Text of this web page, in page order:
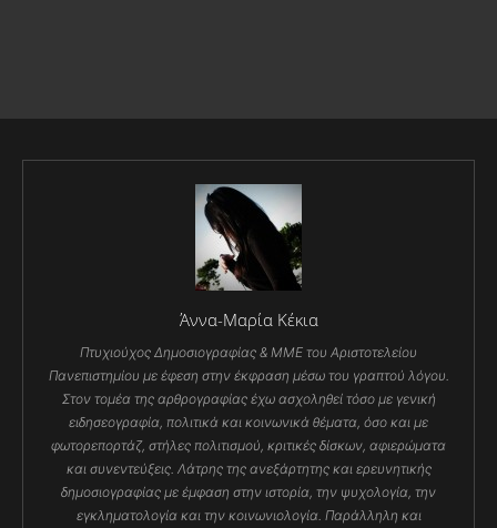
Άννα-Μαρία Κέκια
Πτυχιούχος Δημοσιογραφίας & ΜΜΕ του Αριστοτελείου
Πανεπιστημίου με έφεση στην έκφραση μέσω του γραπτού λόγου.
Στον τομέα της αρθρογραφίας έχω ασχοληθεί τόσο με γενική
ειδησεογραφία, πολιτικά και κοινωνικά θέματα, όσο και με
φωτορεπορτάζ, στήλες πολιτισμού, κριτικές δίσκων, αφιερώματα
και συνεντεύξεις. Λάτρης της ανεξάρτητης και ερευνητικής
δημοσιογραφίας με έμφαση στην ιστορία, την ψυχολογία, την
εγκληματολογία και την κοινωνιολογία. Παράλληλη και